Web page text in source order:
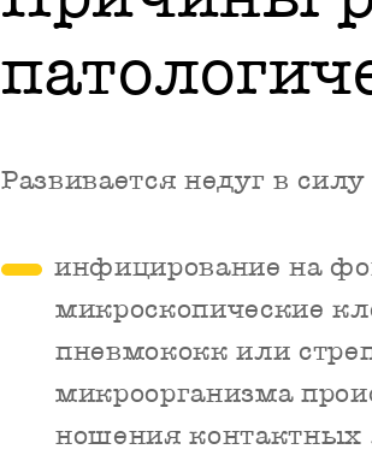
Развивается недуг в
инфицирование на
микроскопические
пневмококк или
микроорганизма
ношения контактных